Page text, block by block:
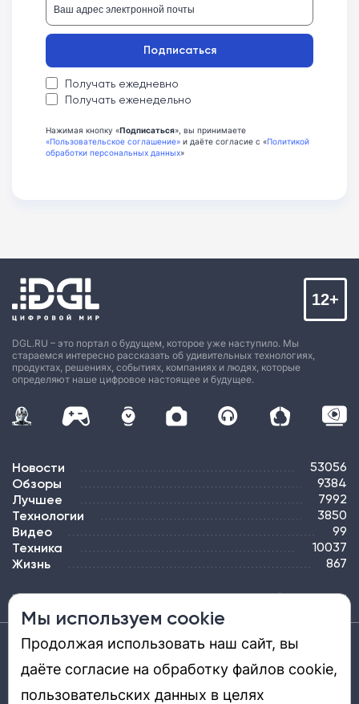
Получать ежедневно
Получать еженедельно
Подписаться
Нажимая кнопку «Подписаться», вы принимаете
«Пользовательское соглашение» и даёте согласие с «Политикой
обработки персональных данных»
DGL.RU – это портал о будущем, которое уже наступило. Мы
стараемся интересно рассказать об удивительных технологиях,
продуктах, решениях, событиях, компаниях и людях, которые
определяют наше цифровое настоящее и будущее.
12+
Новости 53056
Обзоры 9384
Лучшее 7992
Технологии 3850
Видео 99
Техника 10037
Жизнь 867
ПОДПИСКА РЕКЛАМА КОНТАКТЫ КАРТА САЙТА ТЭГИ
Средство массовой информации «DGL.RU — Цифровой мир» (www.dgl.ru).
Реестровая запись средства массовой информации (СМИ) сетевого издания ЭЛ №
ФС 77 - 81669, выдано Роскомнадзором 27.08.2021. Учредитель: ООО «ДиДжиЭль».
Главный редактор: Шкред Т. В. Телефон редакции +7901-907-1590. Адрес
Перепечатка материалов и использование их в любой форме, в том числе и в
электронных СМИ, возможны только с письменного разрешения редакции.
Мы используем cookie
Продолжая использовать наш сайт, вы
даёте согласие на обработку файлов cookie,
пользовательских данных в целях